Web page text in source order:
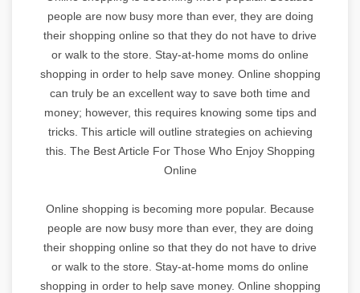
people are now busy more than ever, they are doing
their shopping online so that they do not have to drive
or walk to the store. Stay-at-home moms do online
shopping in order to help save money. Online shopping
can truly be an excellent way to save both time and
money; however, this requires knowing some tips and
tricks. This article will outline strategies on achieving
this. The Best Article For Those Who Enjoy Shopping
Online
Online shopping is becoming more popular. Because
people are now busy more than ever, they are doing
their shopping online so that they do not have to drive
or walk to the store. Stay-at-home moms do online
shopping in order to help save money. Online shopping